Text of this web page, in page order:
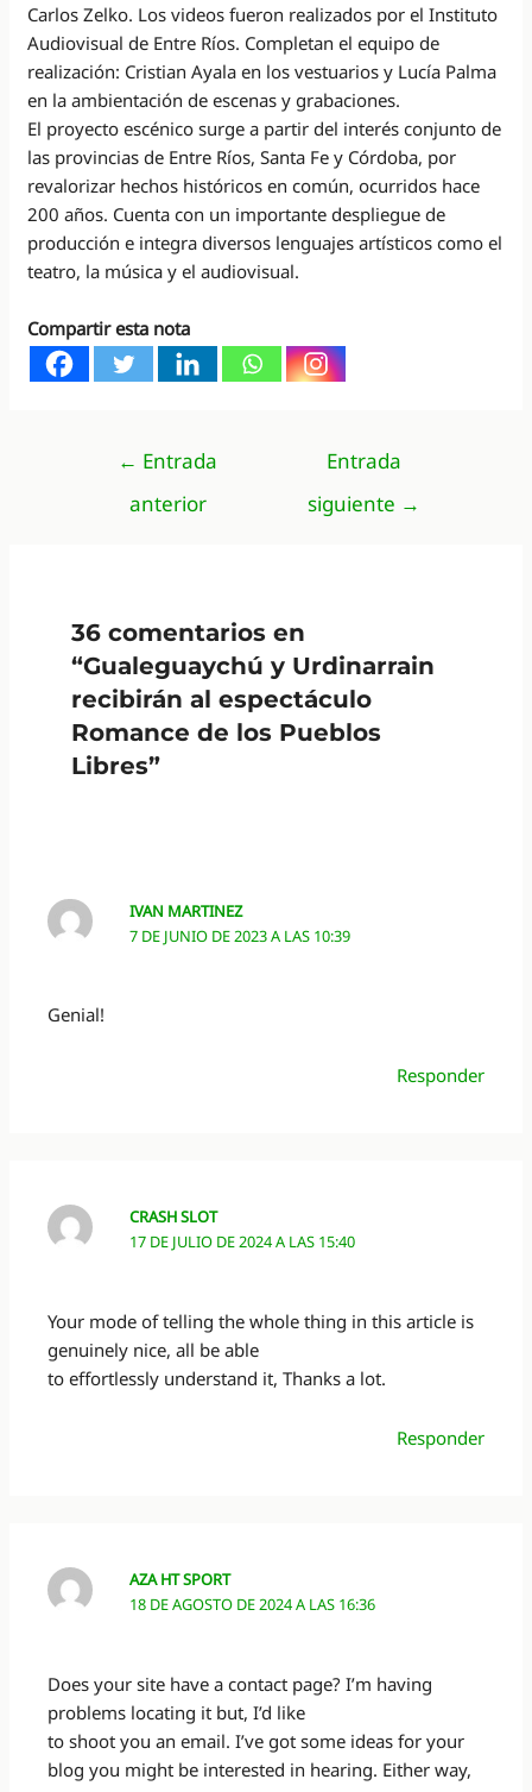
Carlos Zelko. Los videos fueron realizados por el Instituto
Audiovisual de Entre Ríos. Completan el equipo de
realización: Cristian Ayala en los vestuarios y Lucía Palma
en la ambientación de escenas y grabaciones.
El proyecto escénico surge a partir del interés conjunto de
las provincias de Entre Ríos, Santa Fe y Córdoba, por
revalorizar hechos históricos en común, ocurridos hace
200 años. Cuenta con un importante despliegue de
producción e integra diversos lenguajes artísticos como el
teatro, la música y el audiovisual.
Compartir esta nota
Navegación
entradas
← Entrada
anterior
Entrada
siguiente →
36 comentarios en
“Gualeguaychú y Urdinarrain
recibirán al espectáculo
Romance de los Pueblos
Libres”
IVAN MARTINEZ
7 DE JUNIO DE 2023 A LAS 10:39
Genial!
Responder
CRASH SLOT
17 DE JULIO DE 2024 A LAS 15:40
Your mode of telling the whole thing in this article is
genuinely nice, all be able
to effortlessly understand it, Thanks a lot.
Responder
AZA HT SPORT
18 DE AGOSTO DE 2024 A LAS 16:36
Does your site have a contact page? I’m having
problems locating it but, I’d like
to shoot you an email. I’ve got some ideas for your
blog you might be interested in hearing. Either way,